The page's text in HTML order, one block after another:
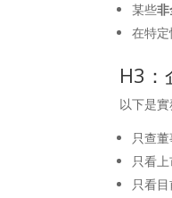
某些
在特
H3：
以下是
只查
只看
只看